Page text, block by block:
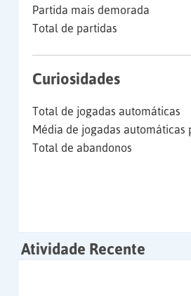
Partida mais demorada
Total de partidas
Curiosidades
Total de jogadas automáticas
Média de jogadas automáticas
Total de abandonos
Atividade Recente